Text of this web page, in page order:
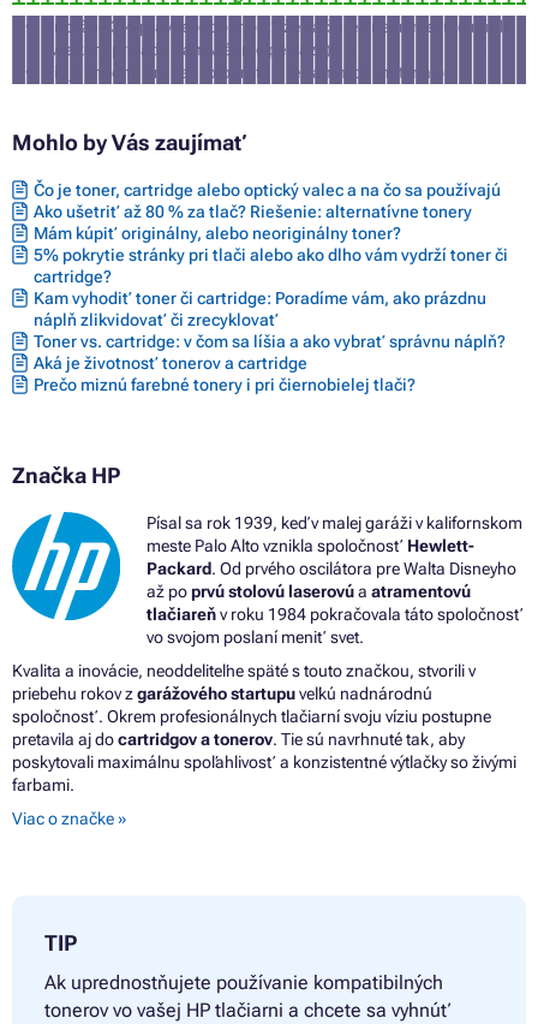
Farby HP DESKJET INK ADVANTAGE 4530
Farby HP DESKJET INK ADVANTAGE 4535
Farby HP DESKJET INK ADVANTAGE 4675
Farby HP DESKJET INK ADVANTAGE 5000
Farby HP DESKJET INK ADVANTAGE 5275
približne 3% pravdepodobnosť, že tlačiareň nepríjme túto náplň
(v takom prípade Vám vrátime peniaze)
nie je vhodná pre tlač fotografií a reklamných materiálov
Mohlo by Vás zaujímať
Čo je toner, cartridge alebo optický valec a na čo sa používajú
Ako ušetriť až 80 % za tlač? Riešenie: alternatívne tonery
Mám kúpiť originálny, alebo neoriginálny toner?
5% pokrytie stránky pri tlači alebo ako dlho vám vydrží toner či
cartridge?
Kam vyhodiť toner či cartridge: Poradíme vám, ako prázdnu
náplň zlikvidovať či zrecyklovať
Toner vs. cartridge: v čom sa líšia a ako vybrať správnu náplň?
Aká je životnosť tonerov a cartridge
Prečo miznú farebné tonery i pri čiernobielej tlači?
Značka HP
Písal sa rok 1939, keď v malej garáži v kalifornskom
meste Palo Alto vznikla spoločnosť Hewlett-
Packard. Od prvého oscilátora pre Walta Disneyho
až poprvú stolovú laserovúa atramentovú
tlačiareňv roku 1984 pokračovala táto spoločnosť
vo svojom poslaní meniť svet.
Kvalita a inovácie, neoddeliteľne späté s touto značkou, stvorili v
priebehu rokov zgarážového startupuveľkú nadnárodnú
spoločnosť. Okrem profesionálnych tlačiarní svoju víziu postupne
pretavila aj docartridgov a tonerov. Tie sú navrhnuté tak, aby
poskytovali maximálnu spoľahlivosť a konzistentné výtlačky so živými
farbami.
Viac o značke »
TIP
Ak uprednostňujete používanie kompatibilných
tonerov vo vašej HP tlačiarni a chcete sa vyhnúť